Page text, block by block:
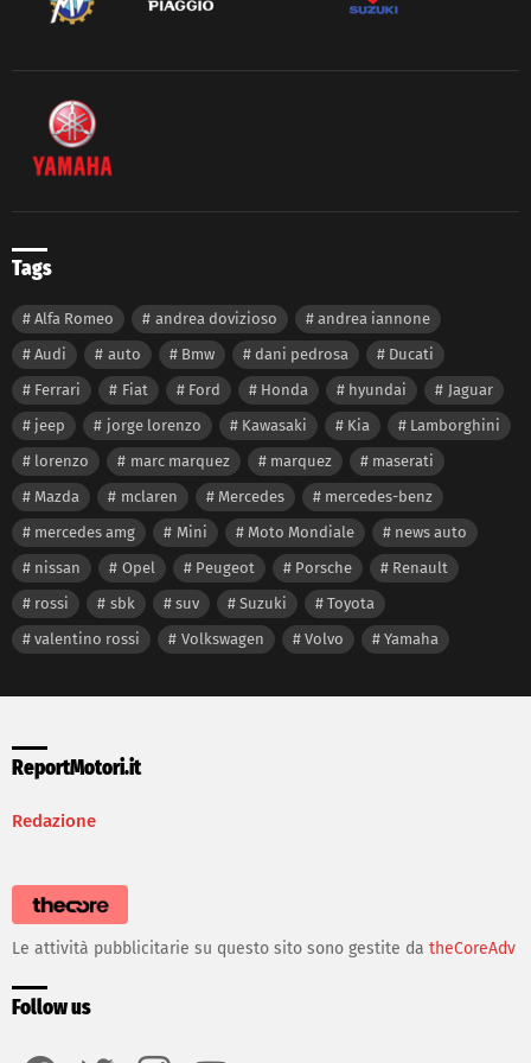
Tags
Alfa Romeo andrea dovizioso
andrea iannone
Audi
auto Bmw dani pedrosa
Ducati
Ferrari
Fiat Ford Honda hyundai
Jaguar
jeep
jorge lorenzo Kawasaki Kia
Lamborghini
lorenzo
marc marquez marquez
maserati
Mazda
mclaren Mercedes
mercedes-benz
mercedes amg
Mini Moto Mondiale
news auto
nissan
Opel Peugeot Porsche
Renault
rossi
sbk suv Suzuki
Toyota
valentino rossi
Volkswagen Volvo Yamaha
ReportMotori.it
Redazione
Le attività pubblicitarie su questo sito sono gestite da theCoreAdv
Follow us